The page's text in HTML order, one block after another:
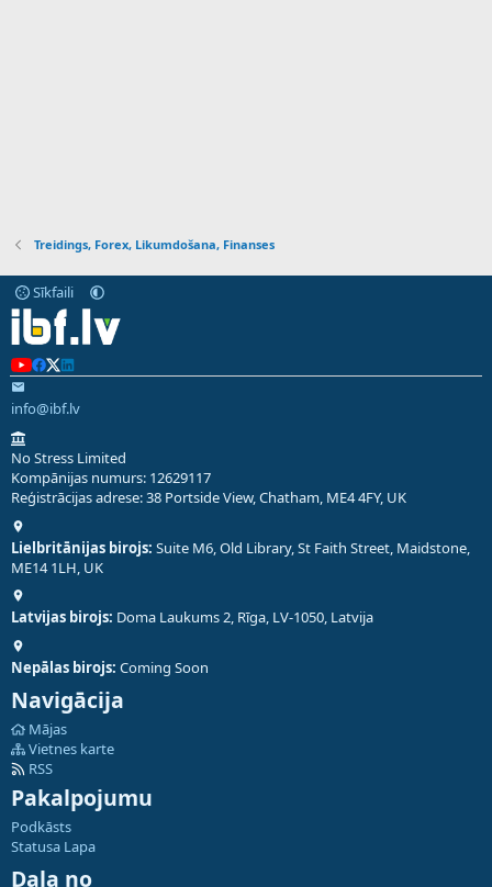
Treidings, Forex, Likumdošana, Finanses
Sīkfaili
info@ibf.lv
No Stress Limited
Kompānijas numurs: 12629117
Reģistrācijas adrese: 38 Portside View, Chatham, ME4 4FY, UK
Lielbritānijas birojs: Suite M6, Old Library, St Faith Street, Maidstone,
ME14 1LH, UK
Latvijas birojs: Doma Laukums 2, Rīga, LV-1050, Latvija
Nepālas birojs: Coming Soon
Navigācija
Mājas
Vietnes karte
RSS
Pakalpojumu
Podkāsts
Statusa Lapa
Daļa no